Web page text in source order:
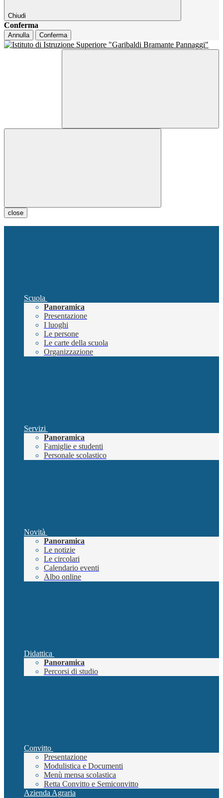
Chiudi
Conferma
Annulla Conferma
close
Scuola
Panoramica
Presentazione
I luoghi
Le persone
Le carte della scuola
Organizzazione
Servizi
Panoramica
Famiglie e studenti
Personale scolastico
Novità
Panoramica
Le notizie
Le circolari
Calendario eventi
Albo online
Didattica
Panoramica
Percorsi di studio
Convitto
Presentazione
Modulistica e Documenti
Menù mensa scolastica
Retta Convitto e Semiconvitto
Azienda Agraria